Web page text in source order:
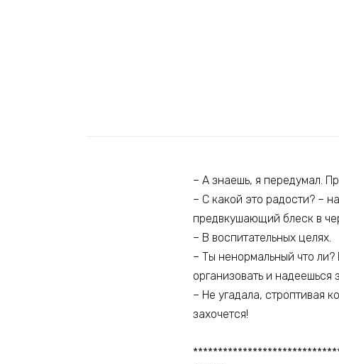
– А знаешь, я передумал.
– С какой это радости? –
предвкушающий блеск в
– В воспитательных целях.
– Ты ненормальный что
организовать и надеешься
– Не угадала, строптивая
захочется!